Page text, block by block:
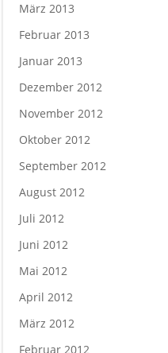
März 2013
Februar 2013
Januar 2013
Dezember 2012
November 2012
Oktober 2012
September 2012
August 2012
Juli 2012
Juni 2012
Mai 2012
April 2012
März 2012
Februar 2012